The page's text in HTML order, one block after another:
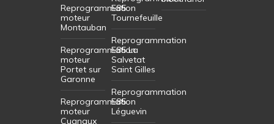
Reprogrammation
moteur
Montauban
Reprogrammation
moteur
Portet sur
Garonne
Reprogrammation
moteur
Cugnaux
E85
Tournefeuille
Reprogrammation
E85 La
Salvetat
Saint Gilles
Reprogrammation
E85
Léguevin